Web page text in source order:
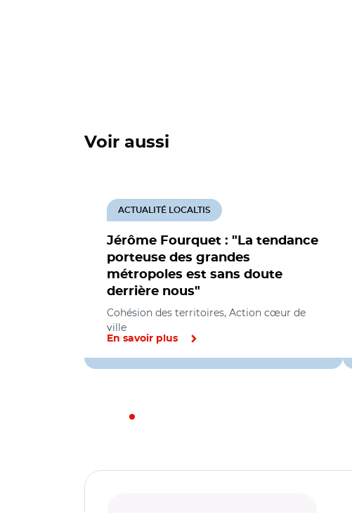
Voir aussi
Jérôme Fourquet : "La tendance
porteuse des grandes
métropoles est sans doute
derrière nous"
ACTUALITÉ LOCALTIS
Cohésion des territoires, Action cœur de
ville
En savoir plus